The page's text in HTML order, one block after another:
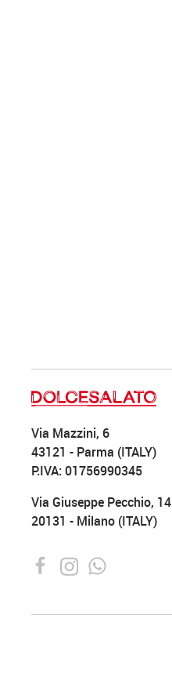
Via Mazzini, 6
43121 - Parma (ITALY)
P.IVA: 01756990345
Via Giuseppe Pecchio, 14
20131 - Milano (ITALY)